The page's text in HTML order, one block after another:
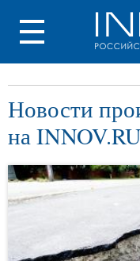
Новости
на